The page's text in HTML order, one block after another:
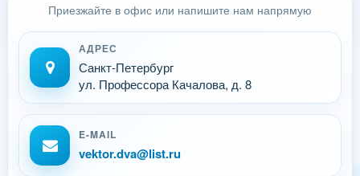
Приезжайте в офис или напишите нам напрямую
АДРЕС
Санкт-Петербург
ул. Профессора Качалова, д. 8
E-MAIL
vektor.dva@list.ru